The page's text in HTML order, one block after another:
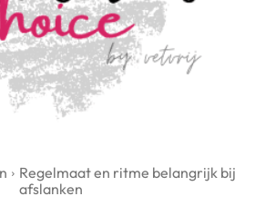
5 van Valerie
Health & Beauty
Huis & Tuin
Nieuws & Media
Regelmaat en ritme belangrijk bij
afslanken